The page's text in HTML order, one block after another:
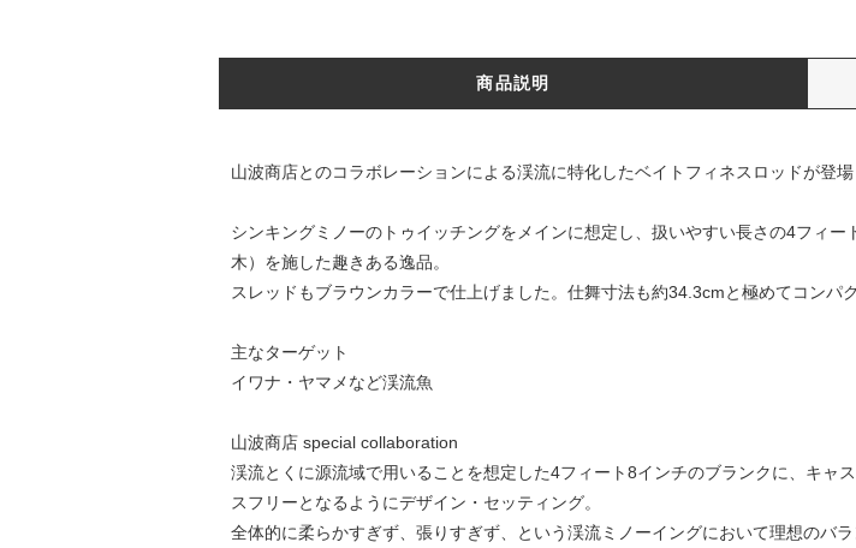
商品説明
山波商店とのコラボレーションによる渓流に特化したベイトフィネスロッドが登場
シンキングミノーのトゥイッチングをメインに想定し、扱いやすい長さの4フィ
木）を施した趣きある逸品。
スレッドもブラウンカラーで仕上げました。仕舞寸法も約34.3cmと極めてコンパ
主なターゲット
イワナ・ヤマメなど渓流魚
山波商店 special collaboration
渓流とくに源流域で用いることを想定した4フィート8インチのブランクに、キャ
スフリーとなるようにデザイン・セッティング。
全体的に柔らかすぎず、張りすぎず、という渓流ミノーイングにおいて理想のバラ